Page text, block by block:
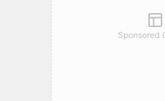
Sponsored